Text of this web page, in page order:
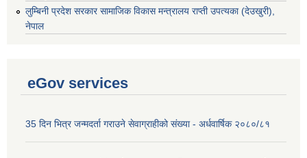
‌लुम्बिनी प्रदेश सरकार सामाजिक विकास मन्‍‍त्रालय राप्ती उपत्यका (देउखुरी),
नेपाल
eGov services
35 दिन भित्र जन्मदर्ता गराउने सेवाग्राहीको संख्या - अर्धवार्षिक २०८०/८१